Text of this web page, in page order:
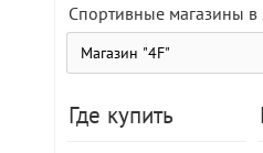
Спортивные магазины в
Где купить